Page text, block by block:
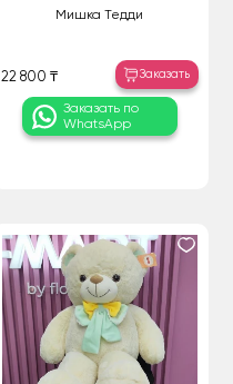
Мишка Тедди
22 800 ₸ Заказать
Заказать по
WhatsApp